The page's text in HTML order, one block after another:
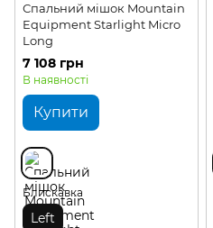
Спальний мішок Mountain
Equipment Starlight Micro
Long
7 108 грн
В наявності
Купити
Блискавка
Left